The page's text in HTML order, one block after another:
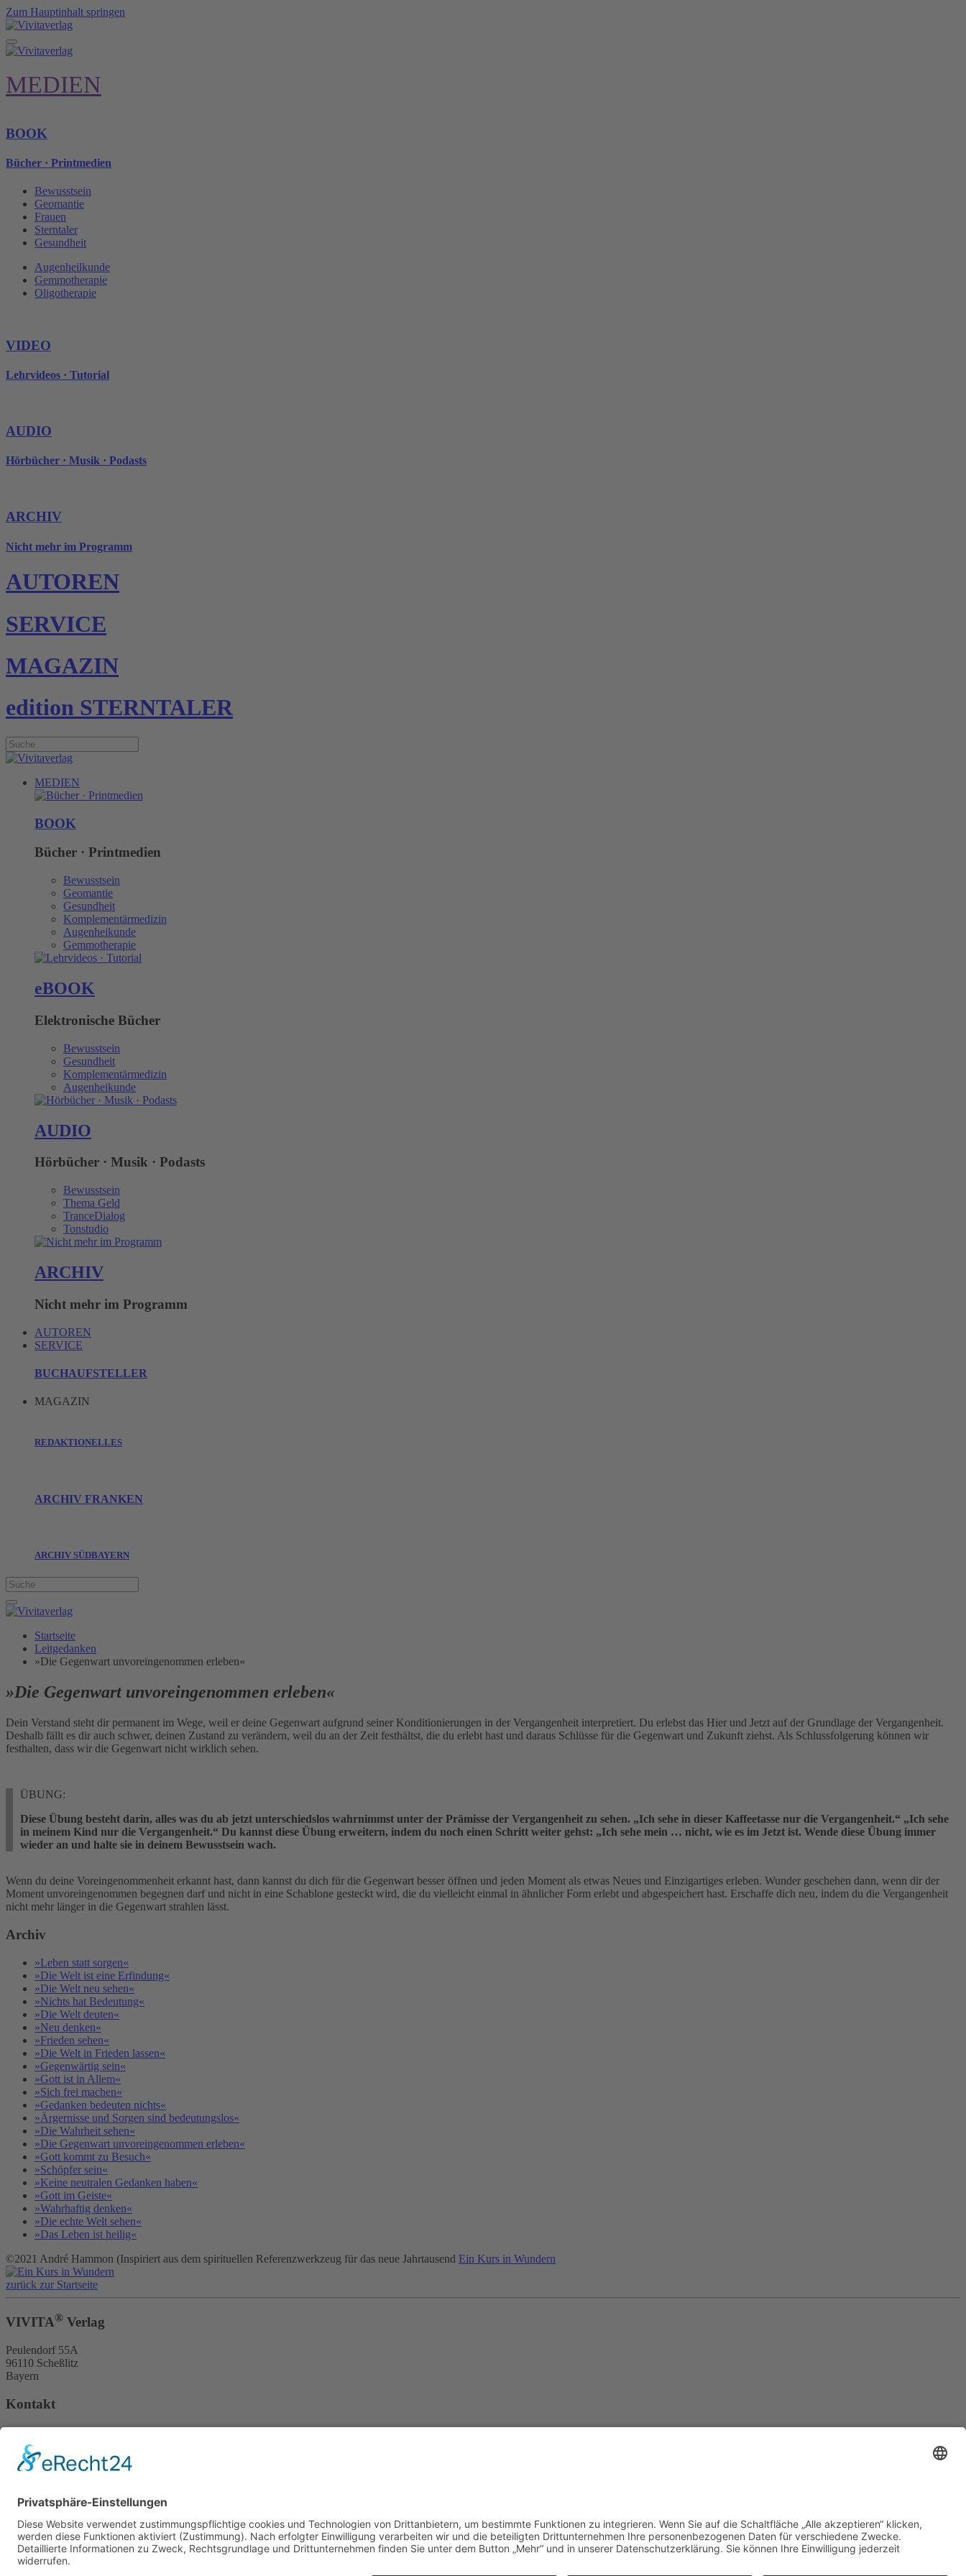
Zum Hauptinhalt springen
MEDIEN
BOOK
Bücher · Printmedien
Bewusstsein
Geomantie
Frauen
Sterntaler
Gesundheit
Augenheilkunde
Gemmotherapie
Oligotherapie
VIDEO
Lehrvideos · Tutorial
AUDIO
Hörbücher · Musik · Podasts
ARCHIV
Nicht mehr im Programm
AUTOREN
SERVICE
MAGAZIN
edition STERNTALER
MEDIEN
BOOK
Bücher · Printmedien
Bewusstsein
Geomantie
Gesundheit
Komplementärmedizin
Augenheikunde
Gemmotherapie
eBOOK
Elektronische Bücher
Bewusstsein
Gesundheit
Komplementärmedizin
Augenheikunde
AUDIO
Hörbücher · Musik · Podasts
Bewusstsein
Thema Geld
TranceDialog
Tonstudio
ARCHIV
Nicht mehr im Programm
AUTOREN
SERVICE
BUCHAUFSTELLER
MAGAZIN
REDAKTIONELLES
ARCHIV FRANKEN
ARCHIV SÜDBAYERN
Startseite
Leitgedanken
»Die Gegenwart unvoreingenommen erleben«
»Die Gegenwart unvoreingenommen erleben«
Dein Verstand steht dir permanent im Wege, weil er deine Gegenwart aufgrund seiner Konditionierungen in der Vergangenheit interpretiert. Du erlebst das Hier und Jetzt auf der Grundlage der Vergangenheit.
Deshalb fällt es dir auch schwer, deinen Zustand zu verändern, weil du an der Zeit festhältst, die du erlebt hast und daraus Schlüsse für die Gegenwart und Zukunft ziehst. Als Schlussfolgerung können wir
festhalten, dass wir die Gegenwart nicht wirklich sehen.
ÜBUNG:
Diese Übung besteht darin, alles was du ab jetzt unterschiedslos wahrnimmst unter der Prämisse der Vergangenheit zu sehen. „Ich sehe in dieser Kaffeetasse nur die Vergangenheit.“ „Ich sehe
in meinem Kind nur die Vergangenheit.“ Du kannst diese Übung erweitern, indem du noch einen Schritt weiter gehst: „Ich sehe mein … nicht, wie es im Jetzt ist. Wende diese Übung immer
wieder an und halte sie in deinem Bewusstsein wach.
Wenn du deine Voreingenommenheit erkannt hast, dann kannst du dich für die Gegenwart besser öffnen und jeden Moment als etwas Neues und Einzigartiges erleben. Wunder geschehen dann, wenn dir der
Moment unvoreingenommen begegnen darf und nicht in eine Schablone gesteckt wird, die du vielleicht einmal in ähnlicher Form erlebt und abgespeichert hast. Erschaffe dich neu, indem du die Vergangenheit
nicht mehr länger in die Gegenwart strahlen lässt.
Archiv
»Leben statt sorgen«
»Die Welt ist eine Erfindung«
»Die Welt neu sehen«
»Nichts hat Bedeutung«
»Die Welt deuten«
»Neu denken«
»Frieden sehen«
»Die Welt in Frieden lassen«
»Gegenwärtig sein«
»Gott ist in Allem«
»Sich frei machen«
»Gedanken bedeuten nichts«
»Ärgernisse und Sorgen sind bedeutungslos«
»Die Wahrheit sehen«
»Die Gegenwart unvoreingenommen erleben«
»Gott kommt zu Besuch«
»Schöpfer sein«
»Keine neutralen Gedanken haben«
»Gott im Geiste«
»Wahrhaftig denken«
»Die echte Welt sehen«
»Das Leben ist heilig«
©2021 André Hammon (Inspiriert aus dem spirituellen Referenzwerkzeug für das neue Jahrtausend Ein Kurs in Wundern
zurück zur Startseite
VIVITA® Verlag
Peulendorf 55A
96110 Scheßlitz
Bayern
Kontakt
Diese E-Mail-Adresse ist vor Spambots geschützt! Zur Anzeige muss JavaScript eingeschaltet sein.
Kontaktformular
Informationen
Impressum
DSGVO
Datenschutzerklärung
Widerrufsbelehrung